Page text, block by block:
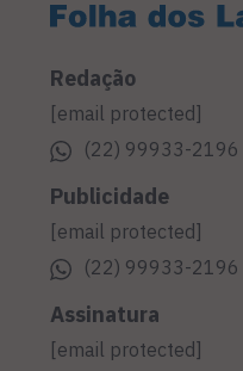
Redação
[email protected]
(22) 99933-2196
Publicidade
[email protected]
(22) 99933-2196
Assinatura
[email protected]